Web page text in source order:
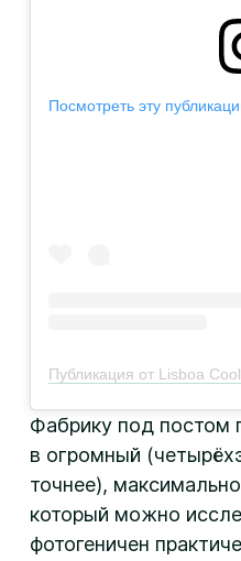
Посмотреть эту
Публикация от Lisboa
Фабрику под постом
в огромный
точнее),
который можно
фотогеничен